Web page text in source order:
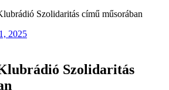
Szolidaritás című műsorában
2025
Szolidaritás